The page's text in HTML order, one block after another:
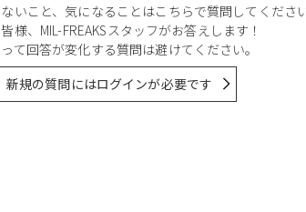
いこと、気になることはこちらで質問してください
様、MIL-FREAKSスタッフがお答えします！
て回答が変化する質問は避けてください。
新規の質問にはログインが必要です